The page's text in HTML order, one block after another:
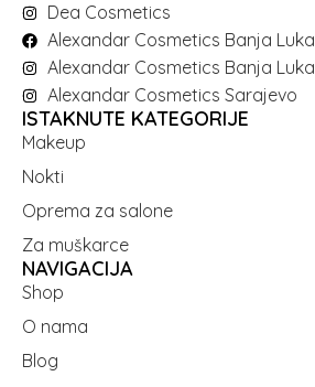
Dea Cosmetics
Alexandar Cosmetics Banja Luka
Alexandar Cosmetics Banja Luka
Alexandar Cosmetics Sarajevo
ISTAKNUTE KATEGORIJE
Makeup
Nokti
Oprema za salone
Za muškarce
NAVIGACIJA
Shop
O nama
Blog